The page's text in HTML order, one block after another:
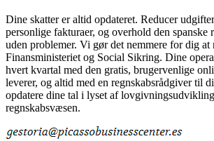
Dine skatter er altid opdateret. Reducer
personlige fakturaer, og overhold den spanske
uden problemer. Vi gør det nemmere for dig at
Finansministeriet og Social Sikring. Dine
hvert kvartal med den gratis, brugervenlige
leverer, og altid med en regnskabsrådgiver til
opdatere dine tal i lyset af
regnskabsvæsen.